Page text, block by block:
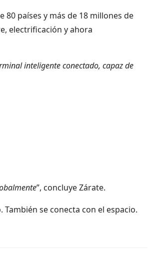
80 países y más de 18 millones de
electrificación y ahora
inteligente conectado, capaz de
”, concluye Zárate.
se conecta con el espacio.